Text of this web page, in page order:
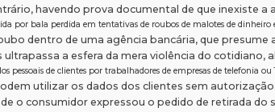
havendo prova documental de que inexiste a
por bala perdida em tentativas de roubos de malotes de
dentro de uma agência bancária, que presume
ultrapassa a esfera da mera violência do cotidiano,
pessoais de clientes por trabalhadores de empresas de telefonia ou
utilizar os dados dos clientes sem
o consumidor expressou o pedido de retirada do